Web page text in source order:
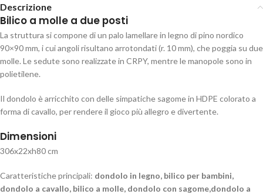
Descrizione
Bilico a molle a due posti
La struttura si compone di un palo lamellare in legno di pino nordico
90×90 mm, i cui angoli risultano arrotondati (r. 10 mm), che poggia su due
molle. Le sedute sono realizzate in CRPY, mentre le manopole sono in
polietilene.
Il dondolo è arricchito con delle simpatiche sagome in HDPE colorato a
forma di cavallo, per rendere il gioco più allegro e divertente.
Dimensioni
306x22xh80 cm
Caratteristiche principali: dondolo in legno, bilico per bambini,
dondolo a cavallo, bilico a molle, dondolo con sagome,dondolo a